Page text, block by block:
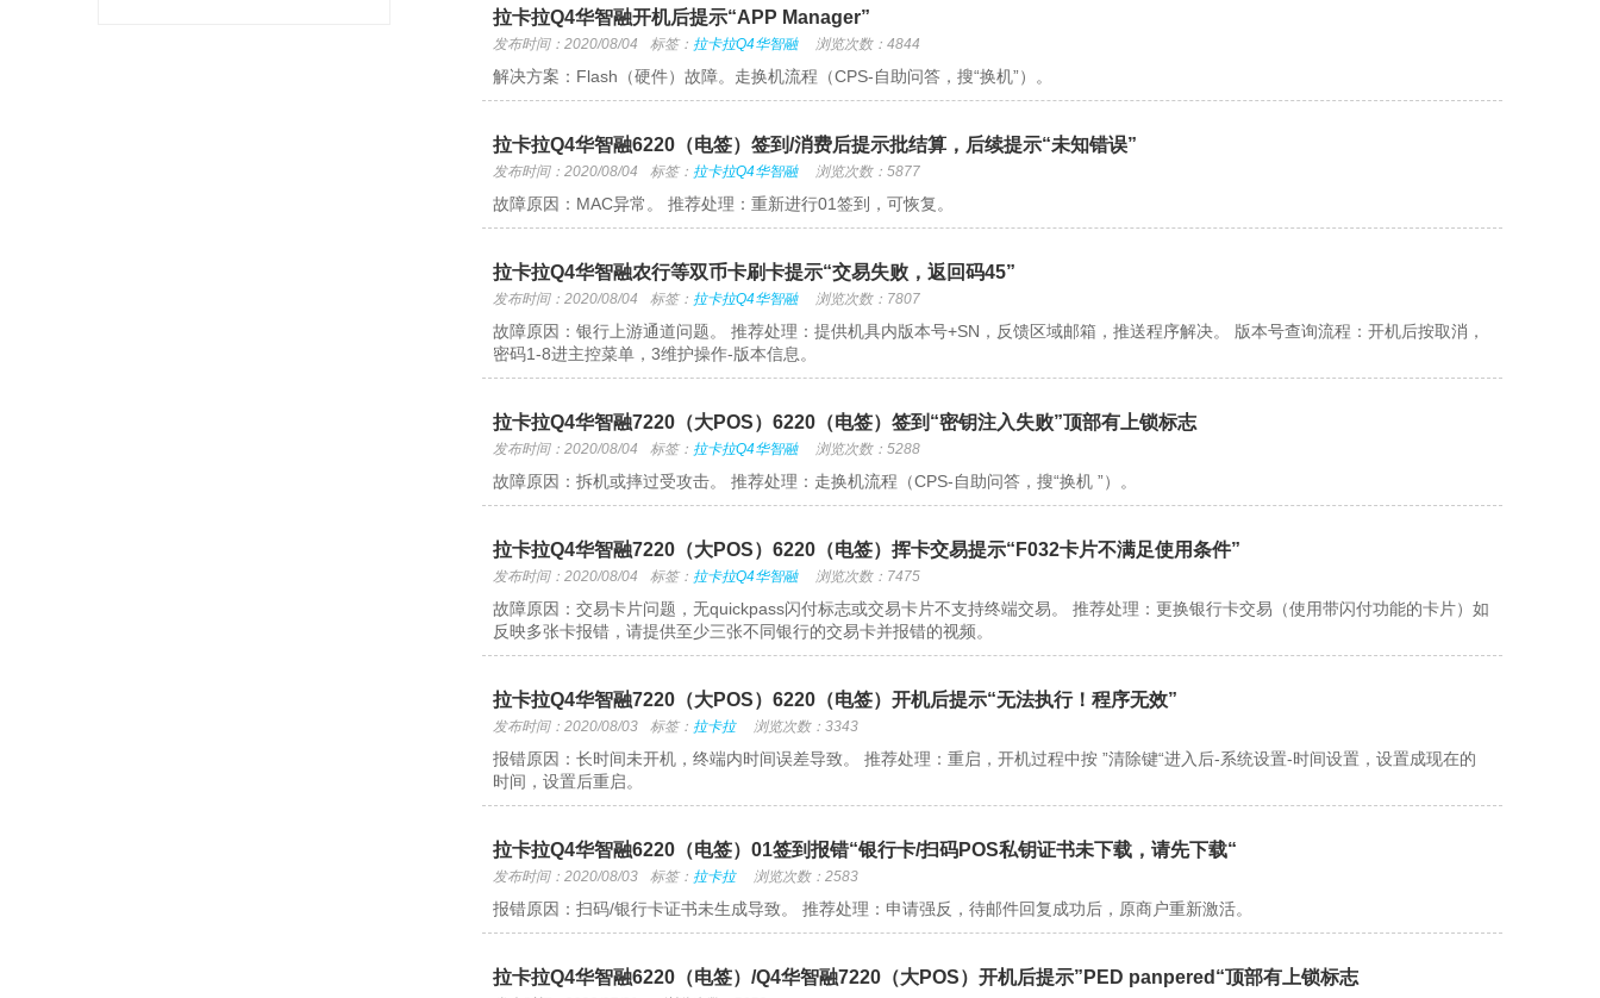
拉卡拉Q4华智融开机后提示“APP Manager”
发布时间：2020/08/04 标签： 拉卡拉Q4华智融 浏览次数：4844
解决方案：Flash（硬件）故障。走换机流程（CPS-自助问答，搜“换机”）。
拉卡拉Q4华智融6220（电签）签到/消费后提示批结算，后续提示“未知错误”
发布时间：2020/08/04 标签： 拉卡拉Q4华智融 浏览次数：5877
故障原因：MAC异常。 推荐处理：重新进行01签到，可恢复。
拉卡拉Q4华智融农行等双币卡刷卡提示“交易失败，返回码45”
发布时间：2020/08/04 标签： 拉卡拉Q4华智融 浏览次数：7807
故障原因：银行上游通道问题。 推荐处理：提供机具内版本号+SN，反馈区域邮箱，推送程序解决。 版本号查询流程：开机后按取消，
密码1-8进主控菜单，3维护操作-版本信息。
拉卡拉Q4华智融7220（大POS）6220（电签）签到“密钥注入失败”顶部有上锁标志
发布时间：2020/08/04 标签： 拉卡拉Q4华智融 浏览次数：5288
故障原因：拆机或摔过受攻击。 推荐处理：走换机流程（CPS-自助问答，搜“换机 ”）。
拉卡拉Q4华智融7220（大POS）6220（电签）挥卡交易提示“F032卡片不满足使用条件”
发布时间：2020/08/04 标签： 拉卡拉Q4华智融 浏览次数：7475
故障原因：交易卡片问题，无quickpass闪付标志或交易卡片不支持终端交易。 推荐处理：更换银行卡交易（使用带闪付功能的卡片）如
反映多张卡报错，请提供至少三张不同银行的交易卡并报错的视频。
拉卡拉Q4华智融7220（大POS）6220（电签）开机后提示“无法执行！程序无效”
发布时间：2020/08/03 标签： 拉卡拉 浏览次数：3343
报错原因：长时间未开机，终端内时间误差导致。 推荐处理：重启，开机过程中按 ”清除键“进入后-系统设置-时间设置，设置成现在的
时间，设置后重启。
拉卡拉Q4华智融6220（电签）01签到报错“银行卡/扫码POS私钥证书未下载，请先下载“
发布时间：2020/08/03 标签： 拉卡拉 浏览次数：2583
报错原因：扫码/银行卡证书未生成导致。 推荐处理：申请强反，待邮件回复成功后，原商户重新激活。
拉卡拉Q4华智融6220（电签）/Q4华智融7220（大POS）开机后提示”PED panpered“顶部有上锁标志